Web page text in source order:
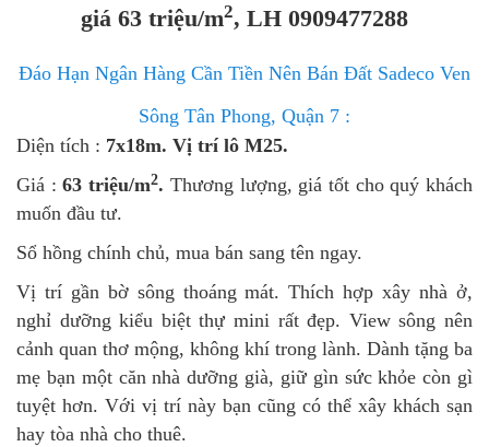
giá 63 triệu/m2, LH 0909477288
Đáo Hạn Ngân Hàng Cần Tiền Nên Bán Đất Sadeco Ven
Sông Tân Phong, Quận 7 :
Diện tích : 7x18m. Vị trí lô M25.
Giá :63 triệu/m2. Thương lượng, giá tốt cho quý khách
muốn đầu tư.
Sổ hồng chính chủ, mua bán sang tên ngay.
Vị trí gần bờ sông thoáng mát. Thích hợp xây nhà ở,
nghỉ dưỡng kiểu biệt thự mini rất đẹp. View sông nên
cảnh quan thơ mộng, không khí trong lành. Dành tặng ba
mẹ bạn một căn nhà dưỡng già, giữ gìn sức khỏe còn gì
tuyệt hơn. Với vị trí này bạn cũng có thể xây khách sạn
hay tòa nhà cho thuê.